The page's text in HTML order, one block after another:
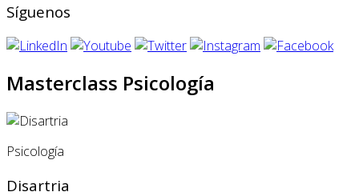
Síguenos
Masterclass Psicología
Psicología
Disartria